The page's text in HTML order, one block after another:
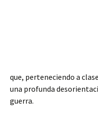
que, perteneciendo a
una profunda
guerra.